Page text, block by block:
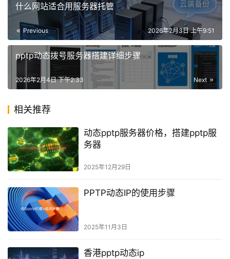
什么网站适合用服务器托管
Previous 2026年2月3日 上午9:51
pptp动态拨号服务器搭建详细步骤
Next
2026年2月4日 下午2:33
相关推荐
动态pptp服务器价格，搭建pptp服
务器
2025年12月29日
PPTP动态IP的使用步骤
2025年11月3日
香港pptp动态ip